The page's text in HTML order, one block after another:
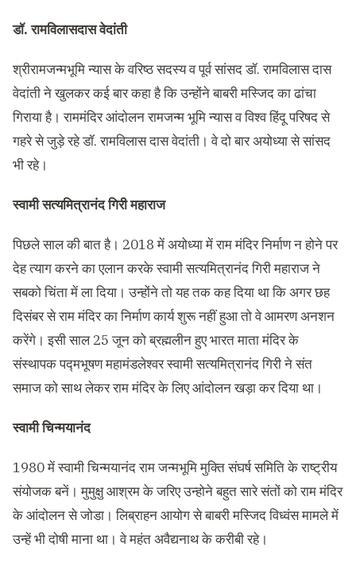
डॉ. रामविलासदास वेदांती
श्रीरामजन्मभूमि न्यास के वरिष्ठ सदस्य व पूर्व सांसद डॉ. रामविलास दास
वेदांती ने खुलकर कई बार कहा है कि उन्होंने बाबरी मस्जिद का ढांचा
गिराया है। राममंदिर आंदोलन रामजन्म भूमि न्यास व विश्व हिंदू परिषद से
गहरे से जुड़े रहे डॉ. रामविलास दास वेदांती। वे दो बार अयोध्या से सांसद
भी रहे।
स्वामी सत्यमित्रानंद गिरी महाराज
पिछले साल की बात है। 2018 में अयोध्या में राम मंदिर निर्माण न होने पर
देह त्याग करने का एलान करके स्वामी सत्यमित्रानंद गिरी महाराज ने
सबको चिंता में ला दिया। उन्होंने तो यह तक कह दिया था कि अगर छह
दिसंबर से राम मंदिर का निर्माण कार्य शुरू नहीं हुआ तो वे आमरण अनशन
करेंगे। इसी साल 25 जून को ब्रह्मलीन हुए भारत माता मंदिर के
संस्थापक पद्मभूषण महामंडलेश्वर स्वामी सत्यमित्रानंद गिरी ने संत
समाज को साथ लेकर राम मंदिर के लिए आंदोलन खड़ा कर दिया था।
स्वामी चिन्मयानंद
1980 में स्वामी चिन्मयानंद राम जन्मभूमि मुक्ति संघर्ष समिति के राष्ट्रीय
संयोजक बनें। मुमुक्षु आश्रम के जरिए उन्होने बहुत सारे संतों को राम मंदिर
के आंदोलन से जोडा। लिब्राहन आयोग से बाबरी मस्जिद विध्वंस मामले में
उन्हें भी दोषी माना था। वे महंत अवैद्यनाथ के करीबी रहे।